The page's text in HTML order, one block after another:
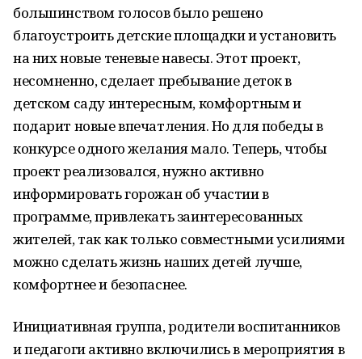
большинством голосов было решено
благоустроить детские площадки и установить
на них новые теневые навесы. Этот проект,
несомненно, сделает пребывание деток в
детском саду интересным, комфортным и
подарит новые впечатления. Но для победы в
конкурсе одного желания мало. Теперь, чтобы
проект реализовался, нужно активно
информировать горожан об участии в
программе, привлекать заинтересованных
жителей, так как только совместными усилиями
можно сделать жизнь наших детей лучше,
комфортнее и безопаснее.
Инициативная группа, родители воспитанников
и педагоги активно включились в мероприятия в